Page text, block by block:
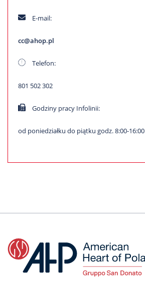
E-mail:
cc@ahop.pl
Telefon:
801 502 302
Godziny pracy Infolinii:
od poniedziałku do piątku godz. 8:00-16:00